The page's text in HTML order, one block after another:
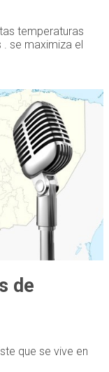
temperaturas
. se maximiza el
de
que se vive en